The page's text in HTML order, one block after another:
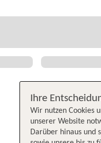
Ihre
Wir nutzen Cookies
unserer Website
Darüber hinaus und